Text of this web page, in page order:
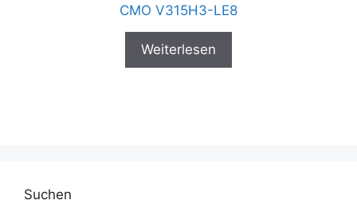
CMO V315H3-LE8
Weiterlesen
Suchen